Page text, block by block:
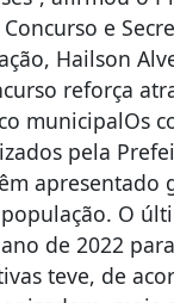
e
Hailson
reforça
municipalOs
pela
apresentado
O
de 2022
teve, de